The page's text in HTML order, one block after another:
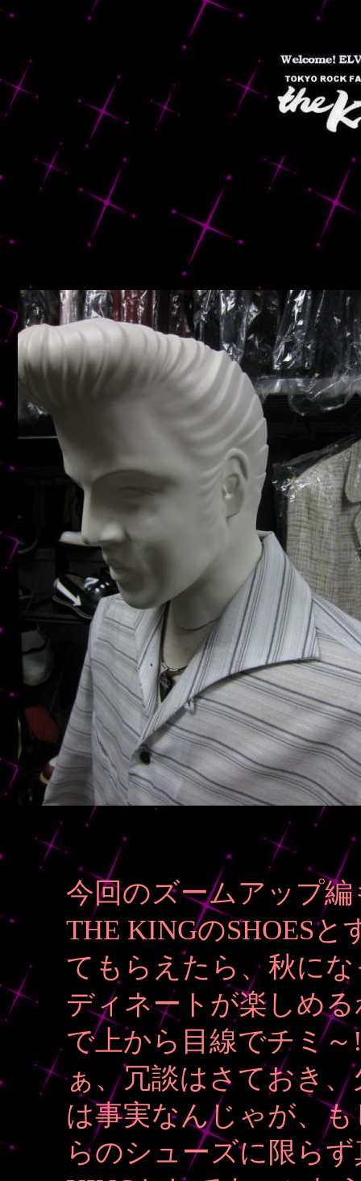
今回のズームアップ
THE KINGのSHOES
てもらえたら、秋に
ディネートが楽しめ
で上から目線でチミ
ぁ、冗談はさておき
は事実なんじゃが、
らのシューズに限ら